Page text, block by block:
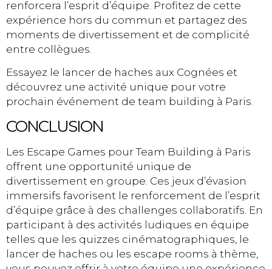
renforcera l’esprit d’équipe. Profitez de cette
expérience hors du commun et partagez des
moments de divertissement et de complicité
entre collègues.
Essayez le lancer de haches aux Cognées et
découvrez une activité unique pour votre
prochain événement de team building à Paris.
CONCLUSION
Les Escape Games pour Team Building à Paris
offrent une opportunité unique de
divertissement en groupe. Ces jeux d’évasion
immersifs favorisent le renforcement de l’esprit
d’équipe grâce à des challenges collaboratifs. En
participant à des activités ludiques en équipe
telles que les quizzes cinématographiques, le
lancer de haches ou les escape rooms à thème,